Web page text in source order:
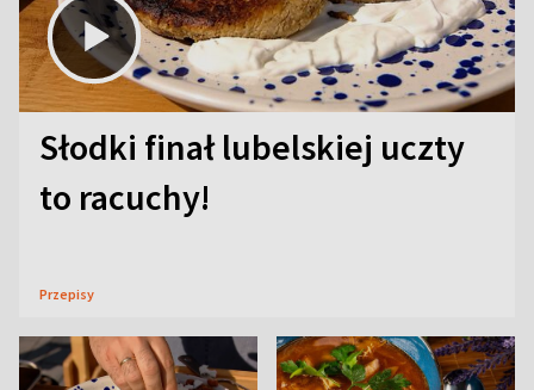
Słodki finał lubelskiej uczty
to racuchy!
Przepisy